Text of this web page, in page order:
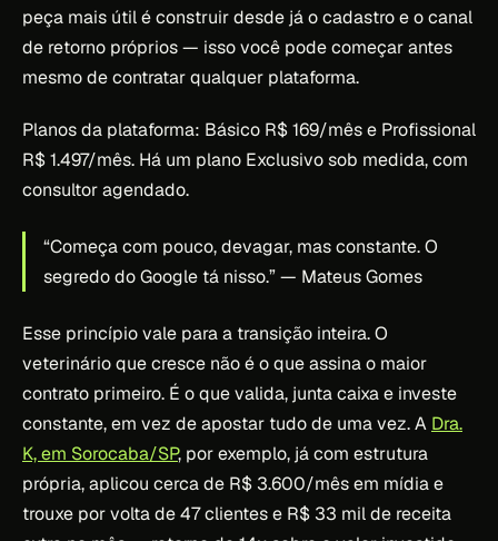
peça mais útil é construir desde já o cadastro e o canal
de retorno próprios — isso você pode começar antes
mesmo de contratar qualquer plataforma.
Planos da plataforma: Básico R$ 169/mês e Profissional
R$ 1.497/mês. Há um plano Exclusivo sob medida, com
consultor agendado.
“Começa com pouco, devagar, mas constante. O
segredo do Google tá nisso.”— Mateus Gomes
Esse princípio vale para a transição inteira. O
veterinário que cresce não é o que assina o maior
contrato primeiro. É o que valida, junta caixa e investe
constante, em vez de apostar tudo de uma vez. A Dra.
K, em Sorocaba/SP, por exemplo, já com estrutura
própria, aplicou cerca de R$ 3.600/mês em mídia e
trouxe por volta de 47 clientes e R$ 33 mil de receita